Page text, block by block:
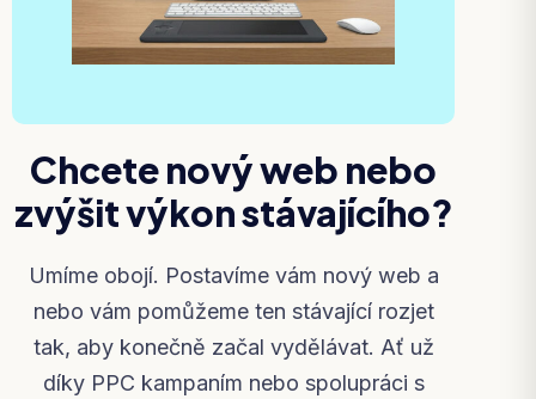
Chcete nový web nebo
zvýšit výkon stávajícího?
Umíme obojí. Postavíme vám nový web a
nebo vám pomůžeme ten stávající rozjet
tak, aby konečně začal vydělávat. Ať už
díky PPC kampaním nebo spolupráci s